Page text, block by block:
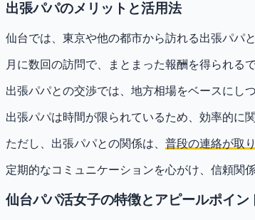
出張パパのメリットと活用法
仙台では、東京や他の都市から訪れる出張パパ
月に数回の訪問で、まとまった報酬を得られるで
出張パパとの交渉では、地方相場をベースにしつ
出張パパは時間が限られているため、効率的に
ただし、出張パパとの関係は、 普段の連絡が取
定期的なコミュニケーションを心がけ、信頼関
仙台パパ活女子の特徴とアピールポイン